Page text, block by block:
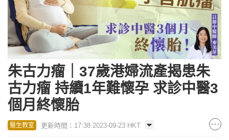
朱古力瘤｜37歲港婦流產揭患朱
古力瘤 持續1年難懷孕 求診中醫3
個月終懷胎
醫生教室 更新時間：17:38 2023-09-23 HKT